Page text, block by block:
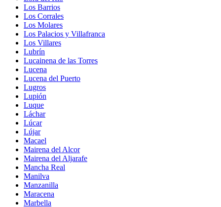
Los Barrios
Los Corrales
Los Molares
Los Palacios y Villafranca
Los Villares
Lubrín
Lucainena de las Torres
Lucena
Lucena del Puerto
Lugros
Lupión
Luque
Láchar
Lúcar
Lújar
Macael
Mairena del Alcor
Mairena del Aljarafe
Mancha Real
Manilva
Manzanilla
Maracena
Marbella